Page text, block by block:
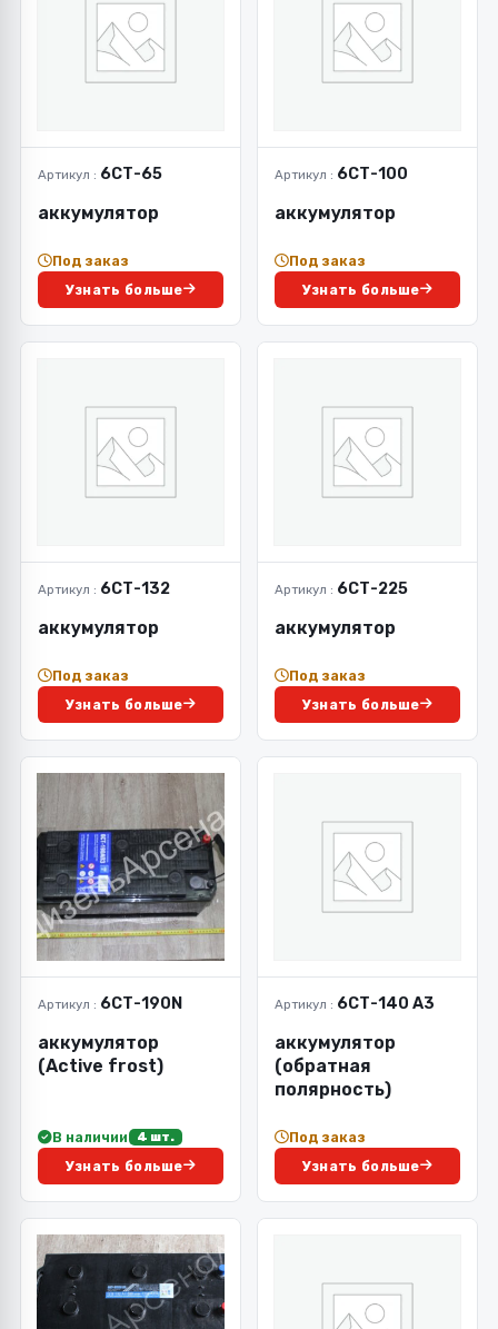
Артикул : 6СТ-65
аккумулятор
Под заказ
Узнать больше
Артикул : 6СТ-100
аккумулятор
Под заказ
Узнать больше
Артикул : 6СТ-132
аккумулятор
Под заказ
Узнать больше
Артикул : 6СТ-225
аккумулятор
Под заказ
Узнать больше
Артикул : 6СТ-190N
аккумулятор
(Active frost)
В наличии 4 шт.
Узнать больше
Артикул : 6СТ-140 А3
аккумулятор
(обратная
полярность)
Под заказ
Узнать больше